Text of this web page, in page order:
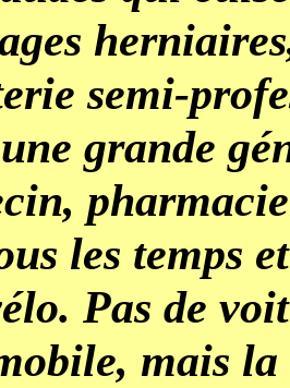
semi-
grande
les temps
Pas de
mais